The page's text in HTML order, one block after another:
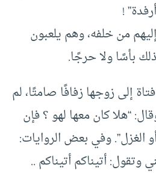
!
من خلفه، وهم يلعبون
بأسًا ولا حرجًا.
إلى زوجها زفافًا صامتًا، لم
“هلا كان معها لهو ؟ فإن
الغزل”. وفي بعض الروايات:
وتقول: أتيناكم أتيناكم ..